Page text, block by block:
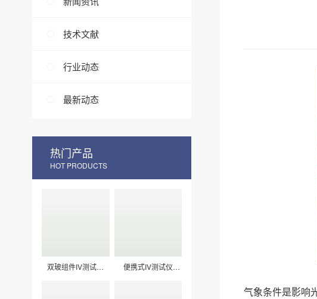
技术文献
行业动态
最新动态
热门产品
HOT PRODUCTS
双玻组件IV测试仪
便携式IV测试仪
气象条件是影响